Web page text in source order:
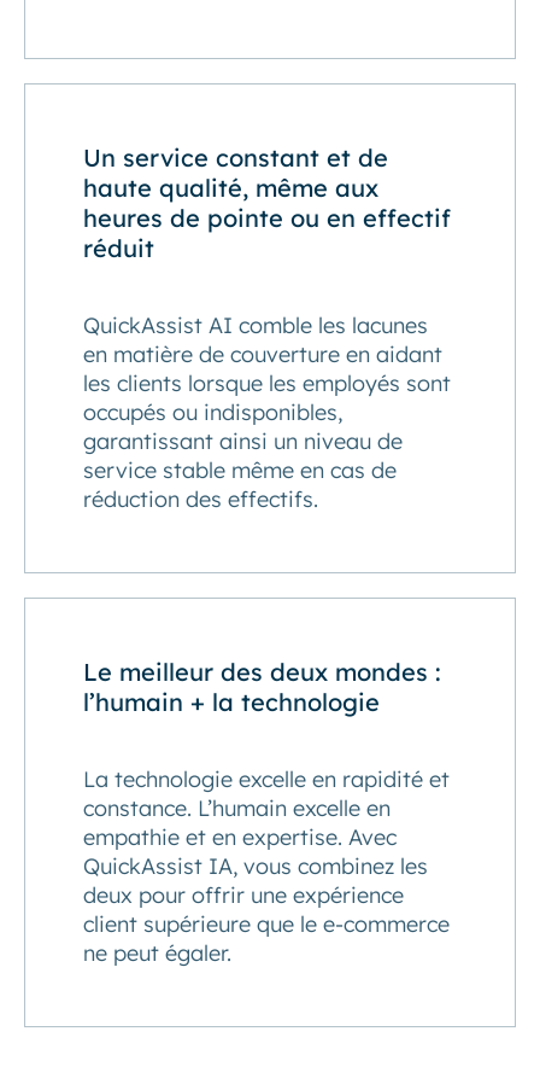
Un service constant et de
haute qualité, même aux
heures de pointe ou en effectif
réduit
QuickAssist AI comble les lacunes
en matière de couverture en aidant
les clients lorsque les employés sont
occupés ou indisponibles,
garantissant ainsi un niveau de
service stable même en cas de
réduction des effectifs.
Le meilleur des deux mondes :
l’humain + la technologie
La technologie excelle en rapidité et
constance. L’humain excelle en
empathie et en expertise. Avec
QuickAssist IA, vous combinez les
deux pour offrir une expérience
client supérieure que le e-commerce
ne peut égaler.